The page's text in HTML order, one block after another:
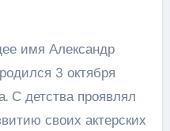
имя Александр
3 октября
С детства проявлял
своих актерских